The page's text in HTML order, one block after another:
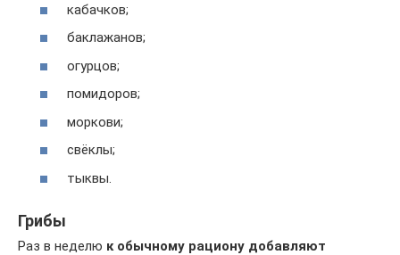
кабачков;
баклажанов;
огурцов;
помидоров;
моркови;
свёклы;
тыквы.
Грибы
Раз в неделю к обычному рациону добавляют